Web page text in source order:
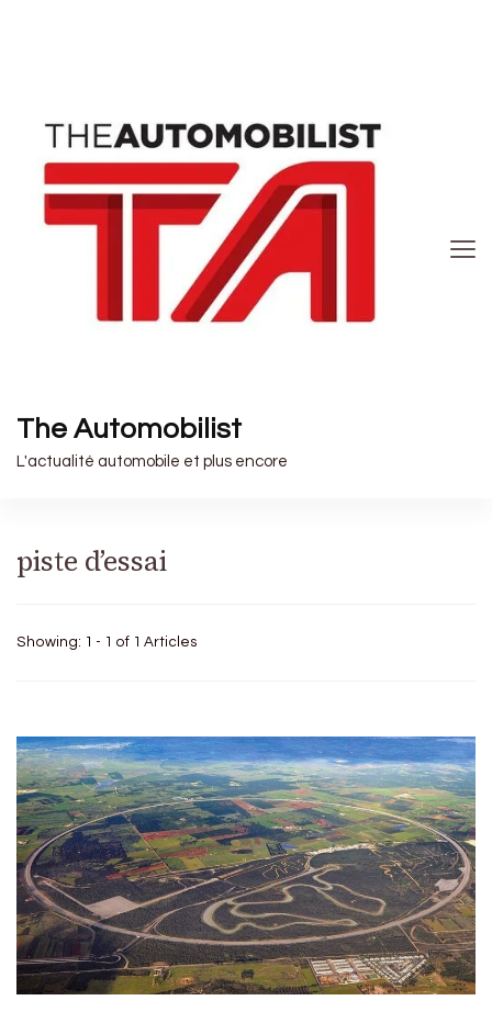
The Automobilist
L'actualité automobile et plus encore
piste d’essai
Showing: 1 - 1 of 1 Articles